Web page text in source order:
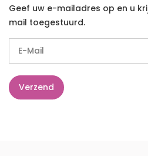
Geef uw e-mailadres op en u
mail toegestuurd.